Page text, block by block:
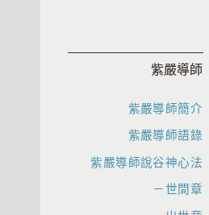
紫嚴導師
紫嚴導師簡介
紫嚴導師語錄
紫嚴導師說谷神心法
－世間章